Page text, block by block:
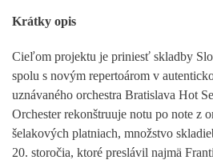
Krátky opis
Cieľom projektu je priniesť skladby
spolu s novým repertoárom v
uznávaného orchestra Bratislava Hot
Orchester rekonštruuje notu po note z
šelakových platniach, množstvo
20. storočia, ktoré preslávil najmä